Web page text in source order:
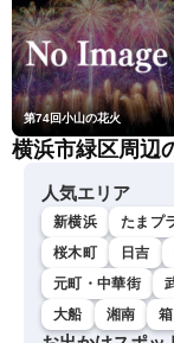
第74回小山の花火
横浜市緑区周辺
人気エリア
新横浜 たまプ
桜木町
日吉
元町・中華街
大船
湘南